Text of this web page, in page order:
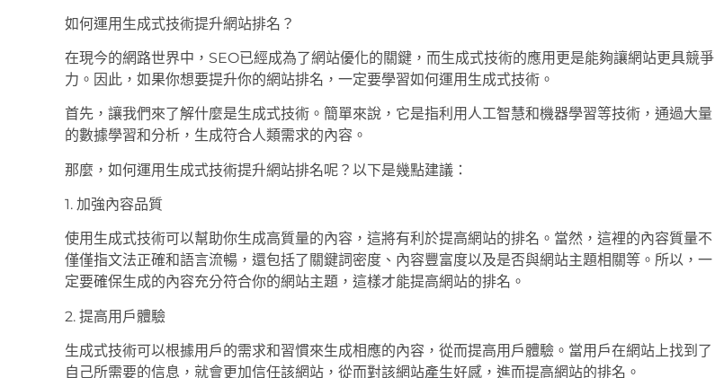
如何運用生成式技術提升網站排名？
在現今的網路世界中，SEO已經成為了網站優化的關鍵，而生成式技術的應用更是能夠讓網站更具競爭
力。因此，如果你想要提升你的網站排名，一定要學習如何運用生成式技術。
首先，讓我們來了解什麼是生成式技術。簡單來說，它是指利用人工智慧和機器學習等技術，通過大量
的數據學習和分析，生成符合人類需求的內容。
那麼，如何運用生成式技術提升網站排名呢？以下是幾點建議：
1. 加強內容品質
使用生成式技術可以幫助你生成高質量的內容，這將有利於提高網站的排名。當然，這裡的內容質量不
僅僅指文法正確和語言流暢，還包括了關鍵詞密度、內容豐富度以及是否與網站主題相關等。所以，一
定要確保生成的內容充分符合你的網站主題，這樣才能提高網站的排名。
2. 提高用戶體驗
生成式技術可以根據用戶的需求和習慣來生成相應的內容，從而提高用戶體驗。當用戶在網站上找到了
自己所需要的信息，就會更加信任該網站，從而對該網站產生好感，進而提高網站的排名。